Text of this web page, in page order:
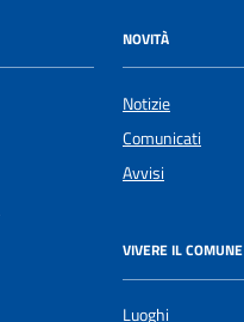
NOVITÀ
Notizie
Comunicati
Avvisi
VIVERE IL COMUNE
Luoghi